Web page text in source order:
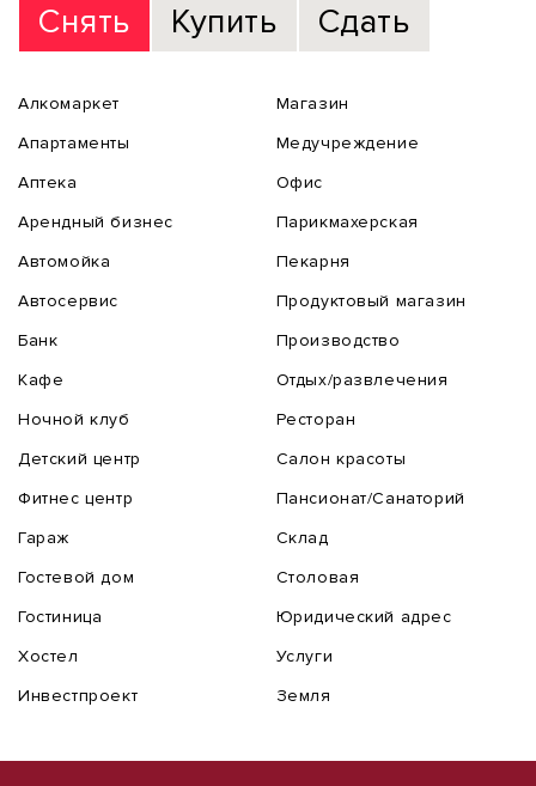
Снять
Купить Сдать
Алкомаркет
Апартаменты
Аптека
Арендный бизнес
Автомойка
Автосервис
Банк
Кафе
Ночной клуб
Детский центр
Фитнес центр
Гараж
Гостевой дом
Гостиница
Хостел
Инвестпроект
Магазин
Медучреждение
Офис
Парикмахерская
Пекарня
Продуктовый магазин
Производство
Отдых/развлечения
Ресторан
Салон красоты
Пансионат/Санаторий
Склад
Столовая
Юридический адрес
Услуги
Земля